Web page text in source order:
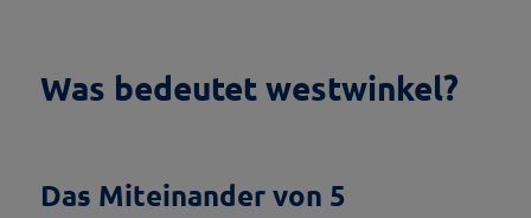
Was bedeutet westwinkel?
Das Miteinander von 5